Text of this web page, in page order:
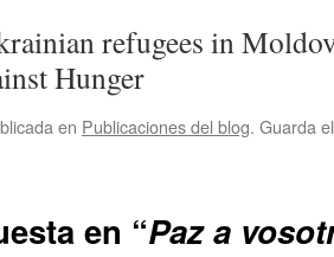
en Publicaciones del blog. Guarda
en “Paz a